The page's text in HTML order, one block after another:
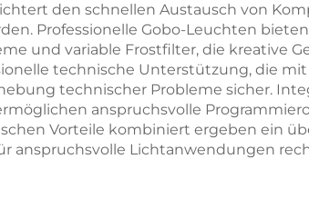
den schnellen Austausch von
Professionelle Gobo-Leuchten
und variable Frostfilter, die kreative
technische Unterstützung, die
technischer Probleme sicher.
anspruchsvolle
Vorteile kombiniert ergeben ein
anspruchsvolle Lichtanwendungen